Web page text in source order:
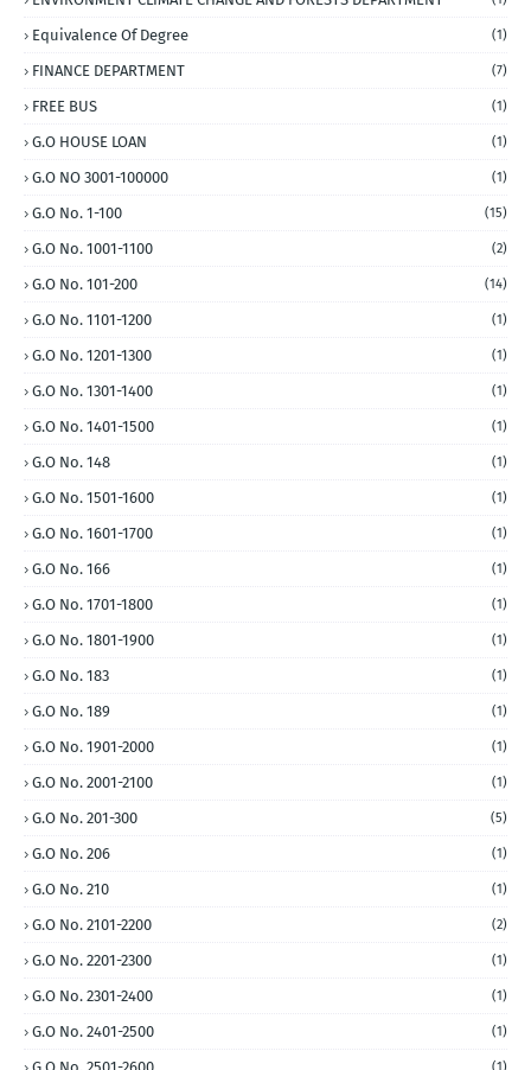
Equivalence Of Degree (1)
FINANCE DEPARTMENT (7)
FREE BUS (1)
G.O HOUSE LOAN (1)
G.O NO 3001-100000 (1)
G.O No. 1-100 (15)
G.O No. 1001-1100 (2)
G.O No. 101-200 (14)
G.O No. 1101-1200 (1)
G.O No. 1201-1300 (1)
G.O No. 1301-1400 (1)
G.O No. 1401-1500 (1)
G.O No. 148 (1)
G.O No. 1501-1600 (1)
G.O No. 1601-1700 (1)
G.O No. 166 (1)
G.O No. 1701-1800 (1)
G.O No. 1801-1900 (1)
G.O No. 183 (1)
G.O No. 189 (1)
G.O No. 1901-2000 (1)
G.O No. 2001-2100 (1)
G.O No. 201-300 (5)
G.O No. 206 (1)
G.O No. 210 (1)
G.O No. 2101-2200 (2)
G.O No. 2201-2300 (1)
G.O No. 2301-2400 (1)
G.O No. 2401-2500 (1)
(1)